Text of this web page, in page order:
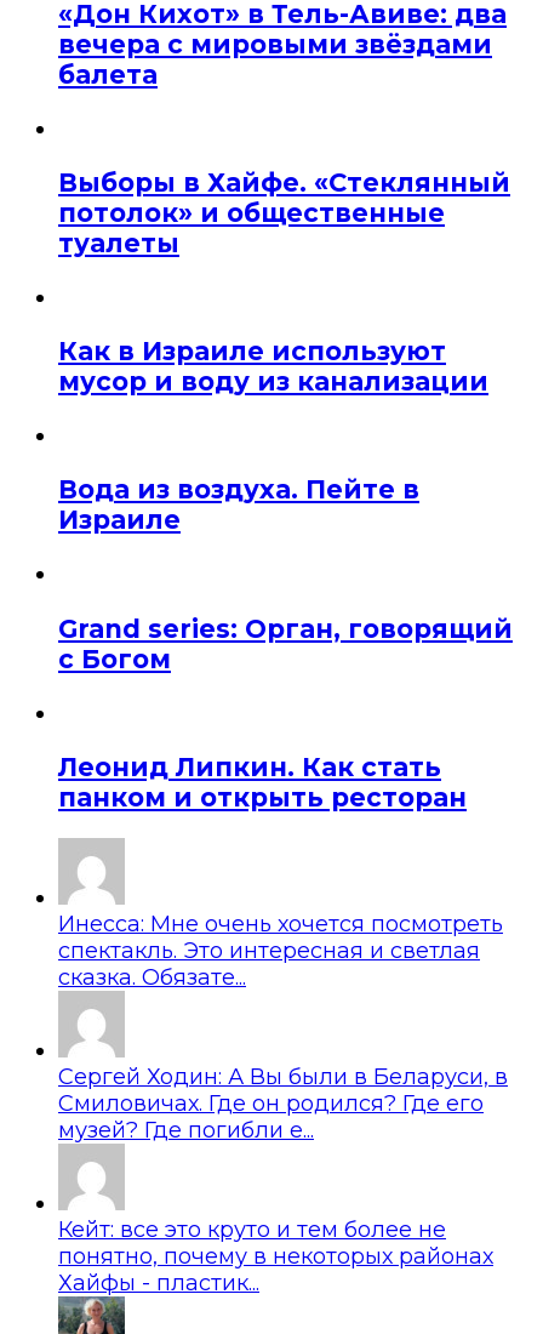
«Дон Кихот» в Тель-Авиве: два
вечера с мировыми звёздами
балета
Выборы в Хайфе. «Стеклянный
потолок» и общественные
туалеты
Как в Израиле используют
мусор и воду из канализации
Вода из воздуха. Пейте в
Израиле
Grand series: Орган, говорящий
с Богом
Леонид Липкин. Как стать
панком и открыть ресторан
Инесса: Мне очень хочется посмотреть
спектакль. Это интересная и светлая
сказка. Обязате...
Сергей Ходин: А Вы были в Беларуси, в
Смиловичах. Где он родился? Где его
музей? Где погибли е...
Кейт: все это круто и тем более не
понятно, почему в некоторых районах
Хайфы - пластик...